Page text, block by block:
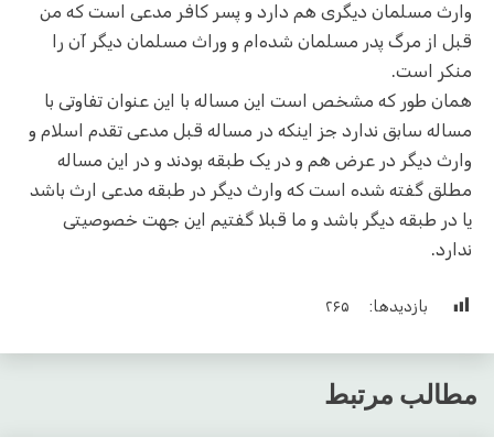
وارث مسلمان دیگری هم دارد و پسر کافر مدعی است که من
قبل از مرگ پدر مسلمان شده‌ام و وراث مسلمان دیگر آن را
منکر است.
همان طور که مشخص است این مساله با این عنوان تفاوتی با
مساله سابق ندارد جز اینکه در مساله قبل مدعی تقدم اسلام و
وارث دیگر در عرض هم و در یک طبقه بودند و در این مساله
مطلق گفته شده است که وارث دیگر در طبقه مدعی ارث باشد
یا در طبقه دیگر باشد و ما قبلا گفتیم این جهت خصوصیتی
ندارد.
بازدیدها: ۲۶۵
مطالب مرتبط